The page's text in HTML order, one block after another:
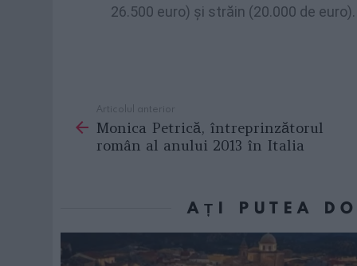
26.500 euro) şi străin (20.000 de euro).
more
Articolul anterior
Monica Petrică, întreprinzătorul
român al anului 2013 în Italia
AȚI PUTEA